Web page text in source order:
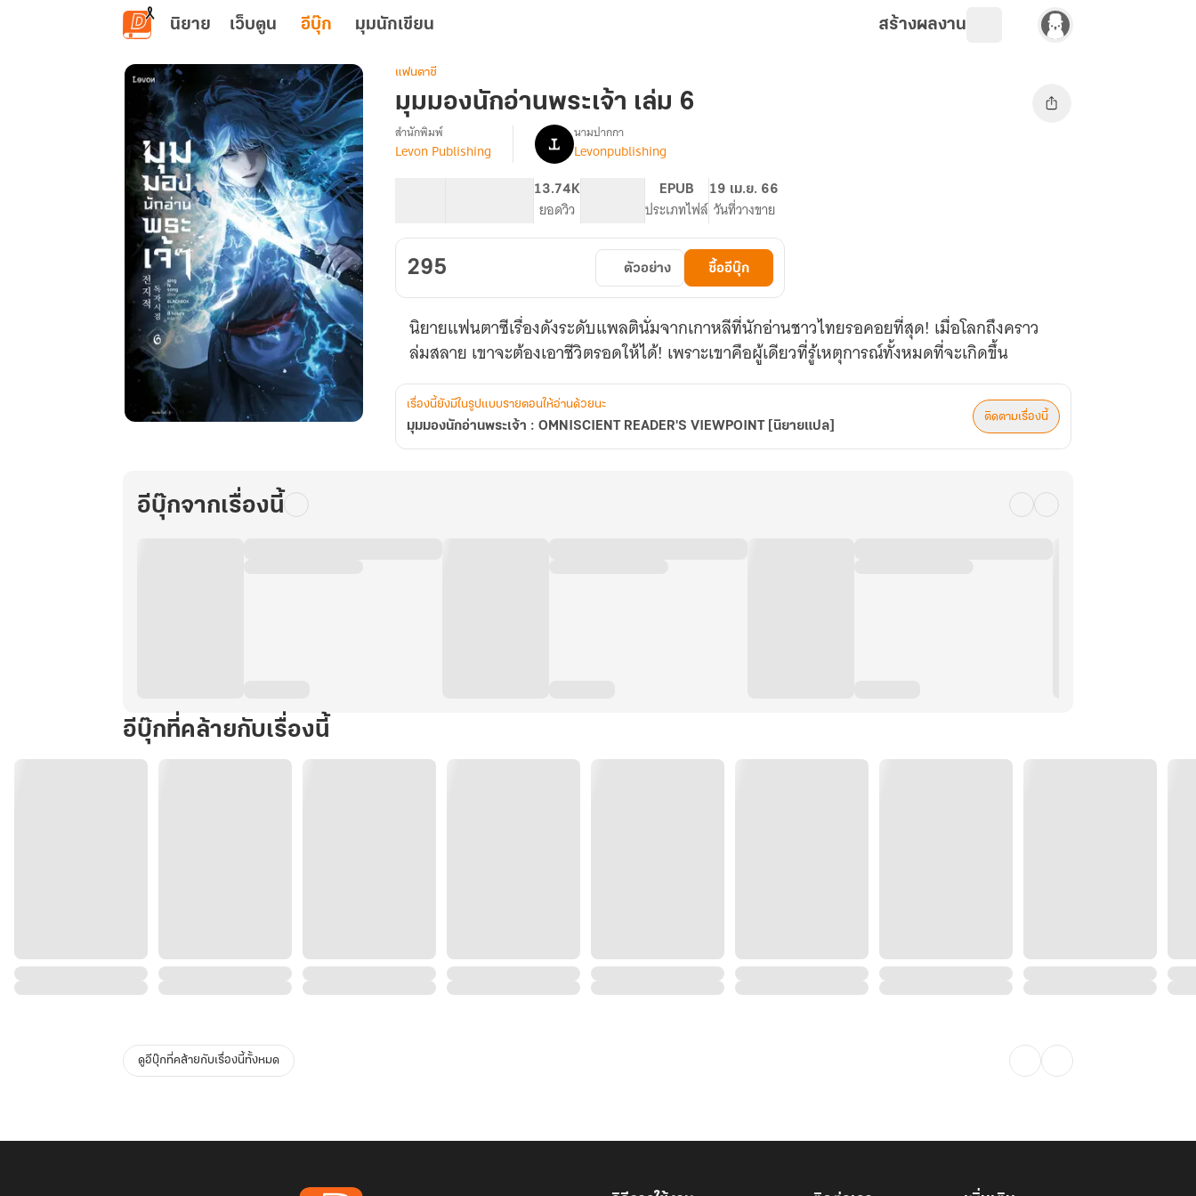
ข้ามไปยังเนื้อหาหลัก
นิยาย เว็บตูน อีบุ๊ก มุมนักเขียน สร้างผลงาน
อ่าน
พระเจ้า
แฟนตาซี
มุมมองนักอ่านพระเจ้า เล่ม 6
เรื่อง
พระเจ้า
OMNISCIENT
READER'S
[นิยาย
แปล]
สำนักพิมพ์
Levon Publishing
นามปากกา
Levonpublishing
13.74K
ยอดวิว
EPUB
ประเภทไฟล์
19 เม.ย. 66
วันที่วางขาย
295 ตัวอย่าง ซื้ออีบุ๊ก
นิยายแฟนตาซีเรื่องดังระดับแพลตินั่มจากเกาหลีที่นักอ่านชาวไทยรอคอยที่สุด! เมื่อโลกถึงคราว
ล่มสลาย เขาจะต้องเอาชีวิตรอดให้ได้! เพราะเขาคือผู้เดียวที่รู้เหตุการณ์ทั้งหมดที่จะเกิดขึ้น
เรื่องนี้ยังมีในรูปแบบรายตอนให้อ่านด้วยนะ
มุมมองนักอ่านพระเจ้า : OMNISCIENT READER'S VIEWPOINT [นิยายแปล]
ติดตามเรื่องนี้
อีบุ๊กจากเรื่องนี้
อีบุ๊กที่คล้ายกับเรื่องนี้
ดูอีบุ๊กที่คล้ายกับเรื่องนี้ทั้งหมด